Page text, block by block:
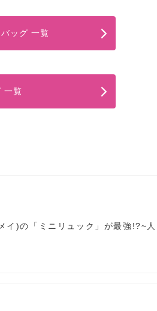
ッグ 一覧
一覧
)の「ミニリュック」が最強!?~人